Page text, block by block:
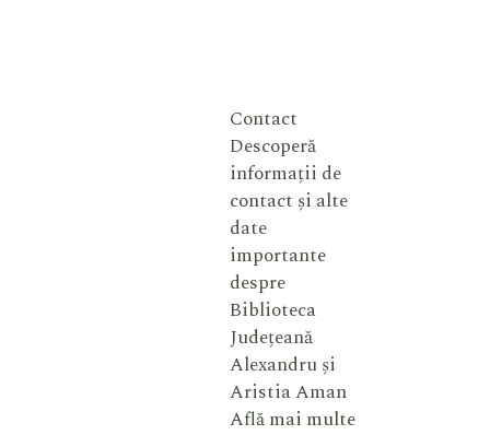
Contact
Descoperă
informații de
contact și alte
date
importante
despre
Biblioteca
Județeană
Alexandru și
Aristia Aman
Află mai multe